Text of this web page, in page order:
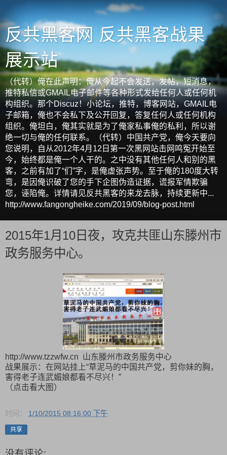
反共黑客网 反共黑客战果
展示站
（代转）俺在此声明：俺从今起不会发送，发帖，短消息，
推特私信或GMAIL电子邮件等各种形式发给任何人或任何机
构组织。那个Discuz！小论坛，推特，博客网站，GMAIL电
子邮箱，俺也不会私下及公开回复，答复任何人或任何机构
组织。俺坦白，俺其实就是为了俺家私事俺的私利，所以谢
绝一切与俺的任何联系。（代转）中国共产党，俺今天要向
您说明，自从2012年4月12日第一次黑网站击网鸣冤开始至
今，始终都是俺一个人干的。之中没有其他任何人和别的黑
客，之前有加了“们”字，是俺虚张声势。至于俺的180度大转
弯，是因俺识破了您的手下企图伪造证据，谎报军情欺骗
您，诬陷俺。详情请见反共黑客的来龙去脉，持续更新中...
http://www.fangongheike.com/2019/09/blog-post.html
2015年1月10日夜，攻克共匪山东滕州市
政务服务中心。
http://www.tzzwfw.cn 山东滕州市政务服务中心
战果展示：在网站挂上“草泥马的中国共产党，剪你妹的胸，
害得老子连武媚娘都看不尽兴！”
（点击看大图）
时间： 1/10/2015 08:16:00 下午
共享